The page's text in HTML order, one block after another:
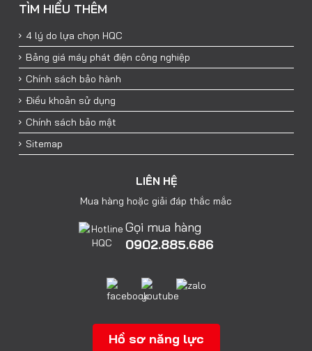
TÌM HIỂU THÊM
4 lý do lựa chọn HQC
Bảng giá máy phát điện công nghiệp
Chính sách bảo hành
Điều khoản sử dụng
Chính sách bảo mật
Sitemap
LIÊN HỆ
Mua hàng hoặc giải đáp thắc mắc
Gọi mua hàng
0902.885.686
Hồ sơ năng lực